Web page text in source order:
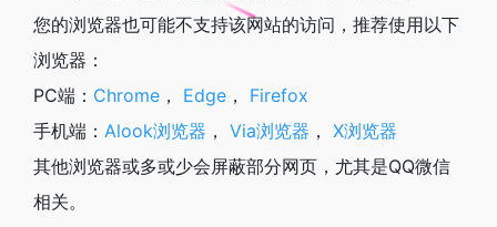
您的浏览器也可能不支持该网站的访问，推荐使用以下
浏览器：
PC端： Chrome ， Edge ， Firefox
手机端： Alook浏览器 ， Via浏览器 ， X浏览器
其他浏览器或多或少会屏蔽部分网页，尤其是QQ微信
相关。